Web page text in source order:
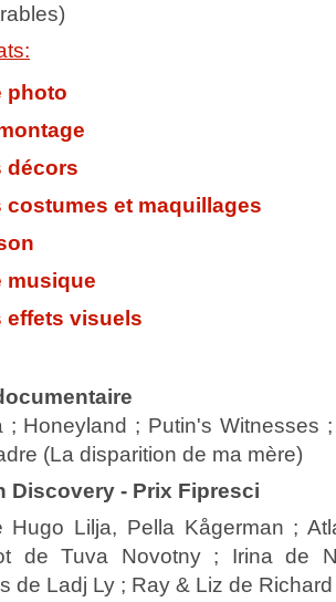
photo
décors
costumes et maquillages
musique
effets visuels
; Honeyland ; Putin's Witnesses
(La disparition de ma mère)
Discovery - Prix Fipresci
Hugo Lilja, Pella Kågerman ;
de Tuva Novotny ; Irina de
de Ladj Ly ; Ray & Liz de